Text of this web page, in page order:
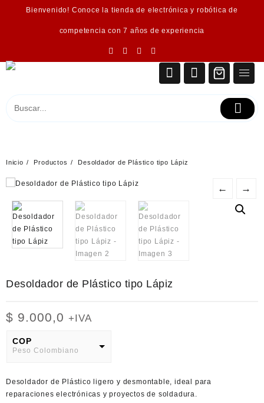
Bienvenido! Conoce la tienda de electrónica y robótica de
competencia con 7 años de experiencia
Inicio Productos Desoldador de Plástico tipo Lápiz
← →
Desoldador de Plástico tipo Lápiz
$ 9.000,0 +IVA
COP
Peso Colombiano
American Dollar
Desoldador de Plástico ligero y desmontable, ideal para
reparaciones electrónicas y proyectos de soldadura.